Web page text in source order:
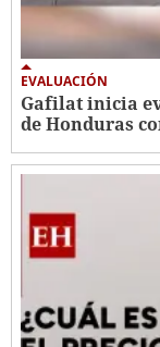
EVALUACIÓN
Gafilat inicia
de Honduras